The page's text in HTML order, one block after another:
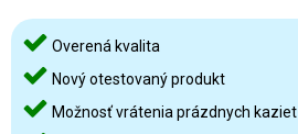
Overená kvalita
Nový otestovaný produkt
Možnosť vrátenia prázdnych kaziet